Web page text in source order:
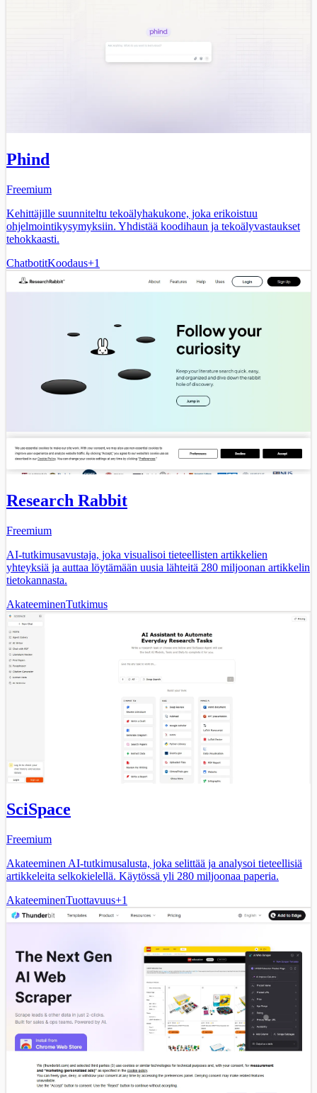
Phind
Freemium
Kehittäjille suunniteltu tekoälyhakukone, joka erikoistuu
ohjelmointikysymyksiin. Yhdistää koodihaun ja tekoälyvastaukset
tehokkaasti.
ChatbotitKoodaus+1
Research Rabbit
Freemium
AI-tutkimusavustaja, joka visualisoi tieteellisten artikkelien
yhteyksiä ja auttaa löytämään uusia lähteitä 280 miljoonan artikkelin
tietokannasta.
AkateeminenTutkimus
SciSpace
Freemium
Akateeminen AI-tutkimusalusta, joka selittää ja analysoi tieteellisiä
artikkeleita selkokielellä. Käytössä yli 280 miljoonaa paperia.
AkateeminenTuottavuus+1